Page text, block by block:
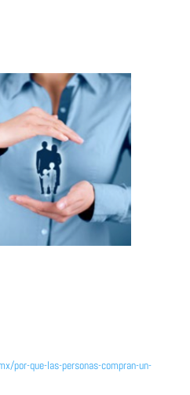
por-que-las-personas-compran-un-